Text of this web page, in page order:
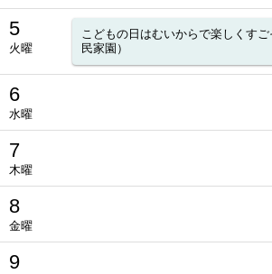
5
火曜
こどもの日はむいからで楽しくす
民家園）
6
水曜
7
木曜
8
金曜
9